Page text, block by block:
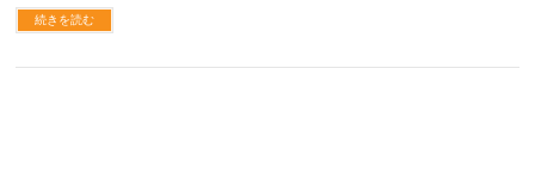
続きを読む